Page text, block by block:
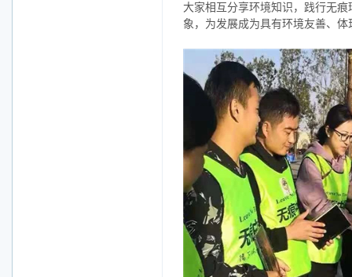
大家相互分享环境知识，践行无
象，为发展成为具有环境友善、